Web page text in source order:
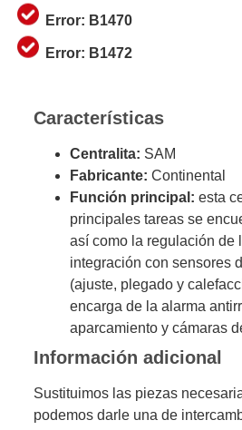
Error: B1470
Error: B1472
Características
Centralita: SAM
Fabricante: Continental
Función principal: esta
principales tareas se
así como la regulación de
integración con sensores
(ajuste, plegado y
encarga de la alarma
aparcamiento y cámaras
Información adicional
Sustituimos las piezas
podemos darle una de